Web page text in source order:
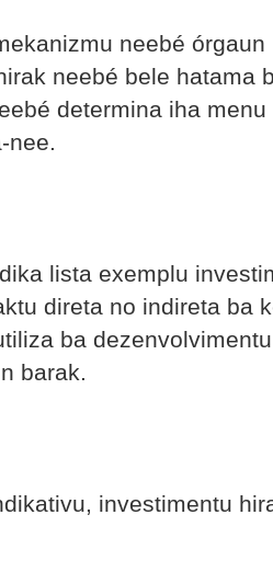
neebé
neebé bele hatama
determina iha
lista exemplu
direta no indireta ba
ba
barak.
investimentu